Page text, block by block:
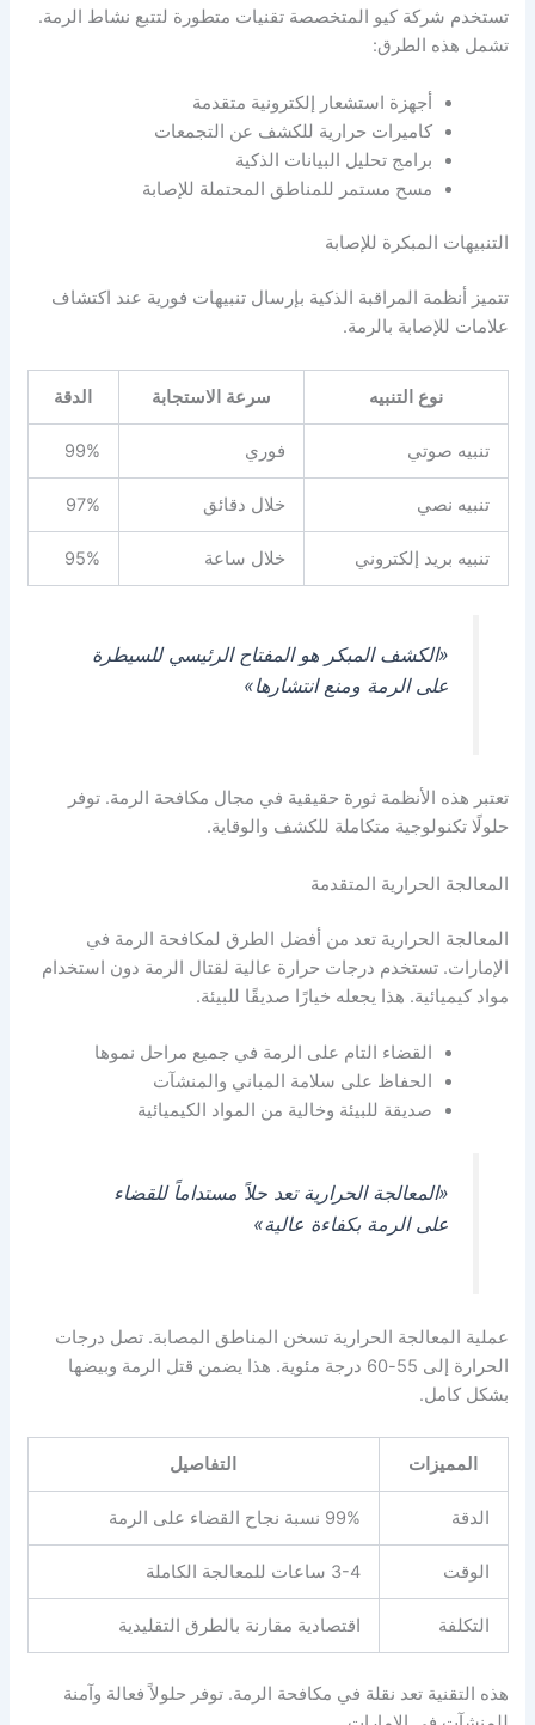
تستخدم شركة كيو المتخصصة تقنيات متطورة لتتبع نشاط الرمة.
تشمل هذه الطرق:
أجهزة استشعار إلكترونية متقدمة
كاميرات حرارية للكشف عن التجمعات
برامج تحليل البيانات الذكية
مسح مستمر للمناطق المحتملة للإصابة
التنبيهات المبكرة للإصابة
تتميز أنظمة المراقبة الذكية بإرسال تنبيهات فورية عند اكتشاف
علامات للإصابة بالرمة.
نوع التنبيه سرعة الاستجابة الدقة
تنبيه صوتي فوري 99%
تنبيه نصي خلال دقائق 97%
تنبيه بريد إلكتروني خلال ساعة 95%
«الكشف المبكر هو المفتاح الرئيسي للسيطرة
على الرمة ومنع انتشارها»
تعتبر هذه الأنظمة ثورة حقيقية في مجال مكافحة الرمة. توفر
حلولًا تكنولوجية متكاملة للكشف والوقاية.
المعالجة الحرارية المتقدمة
المعالجة الحرارية تعد من أفضل الطرق لمكافحة الرمة في
الإمارات. تستخدم درجات حرارة عالية لقتال الرمة دون استخدام
مواد كيميائية. هذا يجعله خيارًا صديقًا للبيئة.
القضاء التام على الرمة في جميع مراحل نموها
الحفاظ على سلامة المباني والمنشآت
صديقة للبيئة وخالية من المواد الكيميائية
«المعالجة الحرارية تعد حلاً مستداماً للقضاء
على الرمة بكفاءة عالية»
عملية المعالجة الحرارية تسخن المناطق المصابة. تصل درجات
الحرارة إلى 55-60 درجة مئوية. هذا يضمن قتل الرمة وبيضها
بشكل كامل.
المميزات التفاصيل
الدقة 99% نسبة نجاح القضاء على الرمة
الوقت 3-4 ساعات للمعالجة الكاملة
التكلفة اقتصادية مقارنة بالطرق التقليدية
هذه التقنية تعد نقلة في مكافحة الرمة. توفر حلولاً فعالة وآمنة